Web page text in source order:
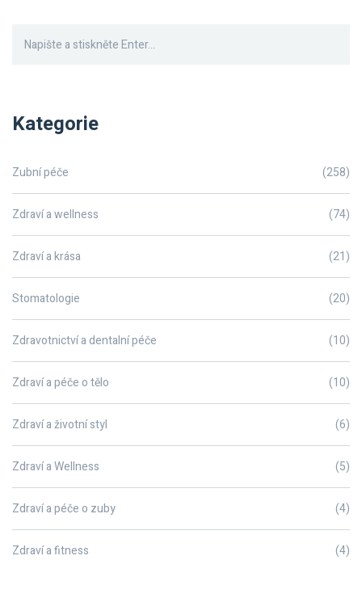
Kategorie
Zubní péče (258)
Zdraví a wellness (74)
Zdraví a krása (21)
Stomatologie (20)
Zdravotnictví a dentalní péče (10)
Zdraví a péče o tělo (10)
Zdraví a životní styl (6)
Zdraví a Wellness (5)
Zdraví a péče o zuby (4)
Zdraví a fitness (4)